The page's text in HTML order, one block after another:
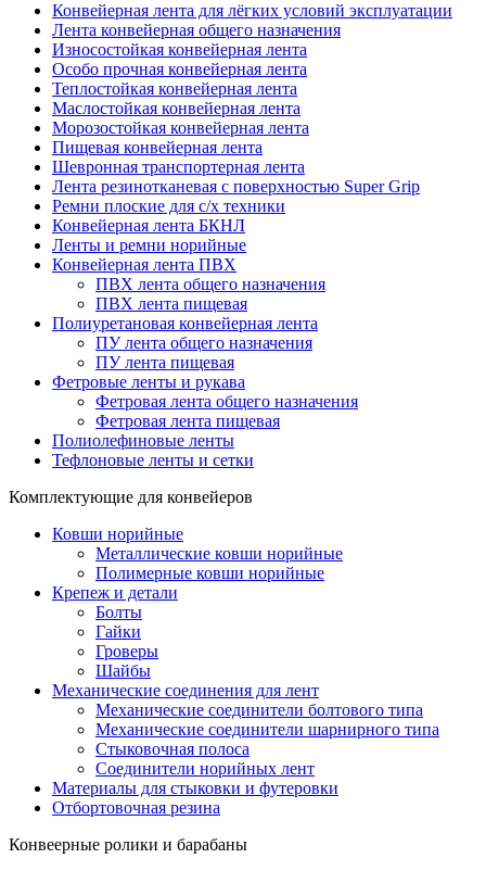
Конвейерная лента для лёгких условий эксплуатации
Лента конвейерная общего назначения
Износостойкая конвейерная лента
Особо прочная конвейерная лента
Теплостойкая конвейерная лента
Маслостойкая конвейерная лента
Морозостойкая конвейерная лента
Пищевая конвейерная лента
Шевронная транспортерная лента
Лента резинотканевая с поверхностью Super Grip
Ремни плоские для с/х техники
Конвейерная лента БКНЛ
Ленты и ремни норийные
Конвейерная лента ПВХ
ПВХ лента общего назначения
ПВХ лента пищевая
Полиуретановая конвейерная лента
ПУ лента общего назначения
ПУ лента пищевая
Фетровые ленты и рукава
Фетровая лента общего назначения
Фетровая лента пищевая
Полиолефиновые ленты
Тефлоновые ленты и сетки
Комплектующие для конвейеров
Ковши норийные
Металлические ковши норийные
Полимерные ковши норийные
Крепеж и детали
Болты
Гайки
Гроверы
Шайбы
Механические соединения для лент
Механические соединители болтового типа
Механические соединители шарнирного типа
Стыковочная полоса
Соединители норийных лент
Материалы для стыковки и футеровки
Отбортовочная резина
Конвеерные ролики и барабаны